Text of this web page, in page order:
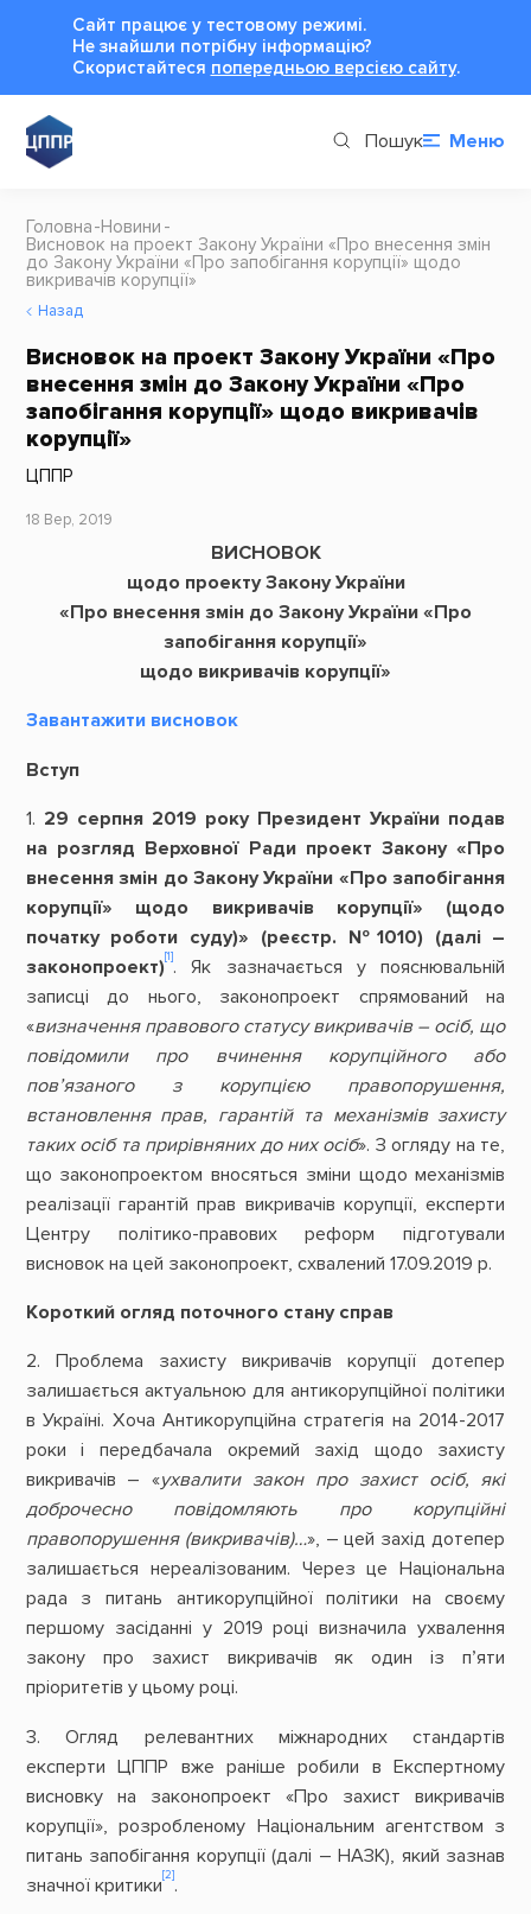
Сайт працює у тестовому режимі.
Не знайшли потрібну інформацію?
Cкористайтеся попередньою версією сайту.
Пошук Меню
Головна Новини
Висновок на проект Закону України «Про внесення змін
до Закону України «Про запобігання корупції» щодо
викривачів корупції»
Назад
Висновок на проект Закону України «Про
внесення змін до Закону України «Про
запобігання корупції» щодо викривачів
корупції»
ЦППР
18 Вер, 2019
ВИСНОВОК
щодо проекту Закону України
«Про внесення змін до Закону України «Про
запобігання корупції»
щодо викривачів корупції»
Завантажити висновок
Вступ
1. 29 серпня 2019 року Президент України подав
на розгляд Верховної Ради проект Закону «Про
внесення змін до Закону України «Про запобігання
корупції» щодо викривачів корупції» (щодо
початку роботи суду)» (реєстр. №1010) (далі –
законопроект)[1]. Як зазначається у пояснювальній
записці до нього, законопроект спрямований на
«визначення правового статусу викривачів – осіб, що
повідомили про вчинення корупційного або
пов’язаного з корупцією правопорушення,
встановлення прав, гарантій та механізмів захисту
таких осіб та прирівняних до них осіб». З огляду на те,
що законопроектом вносяться зміни щодо механізмів
реалізації гарантій прав викривачів корупції, експерти
Центру політико-правових реформ підготували
висновок на цей законопроект, схвалений 17.09.2019 р.
Короткий огляд поточного стану справ
2. Проблема захисту викривачів корупції дотепер
залишається актуальною для антикорупційної політики
в Україні. Хоча Антикорупційна стратегія на 2014-2017
роки і передбачала окремий захід щодо захисту
викривачів – «ухвалити закон про захист осіб, які
доброчесно повідомляють про корупційні
правопорушення (викривачів)…», – цей захід дотепер
залишається нереалізованим. Через це Національна
рада з питань антикорупційної політики на своєму
першому засіданні у 2019 році визначила ухвалення
закону про захист викривачів як один із п’яти
пріоритетів у цьому році.
3. Огляд релевантних міжнародних стандартів
експерти ЦППР вже раніше робили в Експертному
висновку на законопроект «Про захист викривачів
корупції», розробленому Національним агентством з
питань запобігання корупції (далі – НАЗК), який зазнав
значної критики[2].